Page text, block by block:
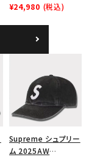
Denim Classic
シックロゴ 6パネルキ
ャップ ブラック
¥24,980 (税込)
Supreme シュプリー
ム 2025AW